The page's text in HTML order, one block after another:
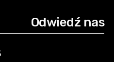
Odwiedź nas